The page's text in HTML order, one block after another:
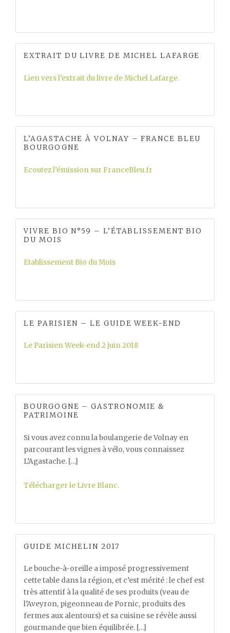
EXTRAIT DU LIVRE DE MICHEL LAFARGE
Lien vers l’extrait du livre de Michel Lafarge.
L’AGASTACHE À VOLNAY – FRANCE BLEU
BOURGOGNE
Ecoutez l’émission sur FranceBleu.fr
VIVRE BIO N°59 – L’ÉTABLISSEMENT BIO
DU MOIS
Etablissement Bio du Mois
LE PARISIEN – LE GUIDE WEEK-END
Le Parisien Week-end 2 juin 2018
BOURGOGNE – GASTRONOMIE &
PATRIMOINE
Si vous avez connu la boulangerie de Volnay en
parcourant les vignes à vélo, vous connaissez
L’Agastache. […]
Télécharger le Livre Blanc.
GUIDE MICHELIN 2017
Le bouche-à-oreille a imposé progressivement
cette table dans la région, et c’est mérité : le chef est
très attentif à la qualité de ses produits (veau de
l’Aveyron, pigeonneau de Pornic, produits des
fermes aux alentours) et sa cuisine se révèle aussi
gourmande que bien équilibrée. […]